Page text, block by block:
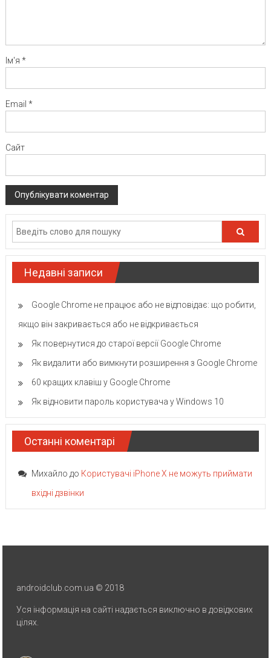
Ім'я *
Email *
Сайт
Недавні записи
Google Chrome не працює або не відповідає: що робити,
якщо він закривається або не відкривається
Як повернутися до старої версії Google Chrome
Як видалити або вимкнути розширення з Google Chrome
60 кращих клавіш у Google Chrome
Як відновити пароль користувача у Windows 10
Останні коментарі
Михайло до Користувачі iPhone X не можуть приймати
вхідні дзвінки
androidclub.com.ua © 2018
Уся інформація на сайті надається виключно в довідкових
цілях.